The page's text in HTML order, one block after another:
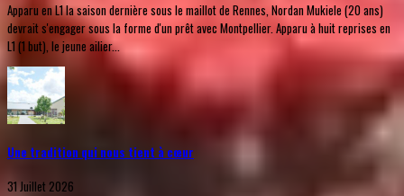
Apparu en L1 la saison dernière sous le maillot de Rennes, Nordan Mukiele (20 ans)
devrait s'engager sous la forme d'un prêt avec Montpellier. Apparu à huit reprises en
L1 (1 but), le jeune ailier...
Une tradition qui nous tient à cœur
31 Juillet 2026